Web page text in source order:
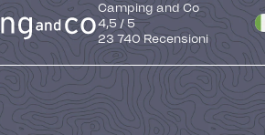
Camping and Co
4,5 / 5
23 740 Recensioni